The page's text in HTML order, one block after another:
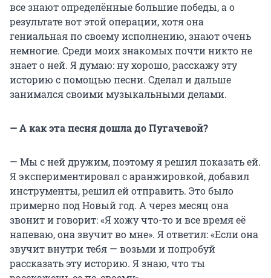
все знают определённые большие победы, а о
результате вот этой операции, хотя она
гениальная по своему исполнению, знают очень
немногие. Среди моих знакомых почти никто не
знает о ней. Я думаю: ну хорошо, расскажу эту
историю с помощью песни. Сделал и дальше
занимался своими музыкальными делами.
— А как эта песня дошла до Пугачевой?
— Мы с ней дружим, поэтому я решил показать ей.
Я экспериментировал с аранжировкой, добавил
инструменты, решил ей отправить. Это было
примерно под Новый год. А через месяц она
звонит и говорит: «Я хожу что-то и все время её
напеваю, она звучит во мне». Я ответил: «Если она
звучит внутри тебя — возьми и попробуй
рассказать эту историю. Я знаю, что ты